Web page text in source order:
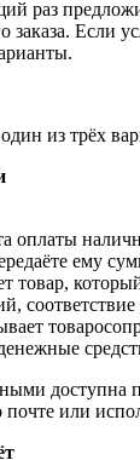
раз
Если
из трёх
оплаты
ему
товар,
доступна
или